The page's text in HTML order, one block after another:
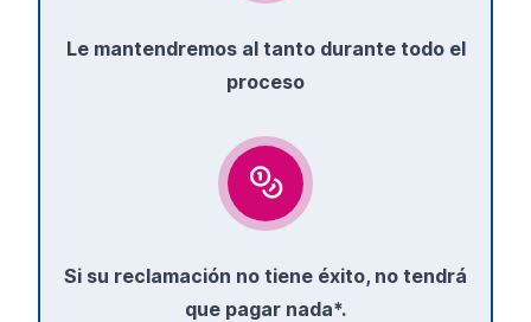
Le mantendremos al tanto durante todo el
proceso
Si su reclamación no tiene éxito, no tendrá
que pagar nada*.